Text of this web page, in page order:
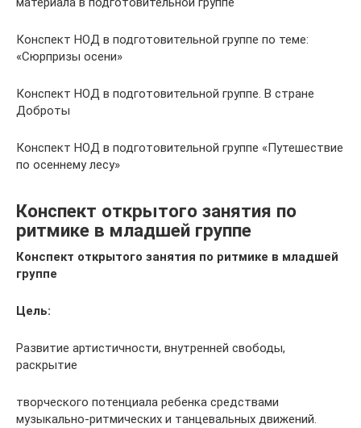
Конспект НОД в подготовительной группе по теме:
«Сюрпризы осени»
Конспект НОД в подготовительной группе. В стране
Доброты
Конспект НОД в подготовительной группе «Путешествие
по осеннему лесу»
Конспект открытого занятия по
ритмике в младшей группе
Конспект открытого занятия по ритмике в младшей
группе
Цель:
Развитие артистичности, внутренней свободы,
раскрытие
творческого потенциала ребенка средствами
музыкально-ритмических и танцевальных движений.